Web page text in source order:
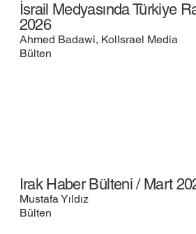
İsrail Medyasında Türkiye
2026
Ahmed Badawi, KolIsrael Media
Bülten
Irak Haber Bülteni / Mart
Mustafa Yıldız
Bülten